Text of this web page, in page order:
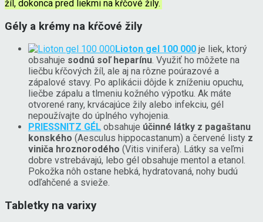
žíl, dokonca pred liekmi na kŕčové žily.
Gély a krémy na kŕčové žily
Lioton gel 100 000 je liek, ktorý
obsahuje sodnú soľ heparínu. Využiť ho môžete na
liečbu kŕčových žíl, ale aj na rôzne poúrazové a
zápalové stavy. Po aplikácii dôjde k zníženiu opuchu,
liečbe zápalu a tlmeniu kožného výpotku. Ak máte
otvorené rany, krvácajúce žily alebo infekciu, gél
nepoužívajte do úplného vyhojenia.
PRIESSNITZ GÉL obsahuje účinné látky z pagaštanu
konského (Aesculus hippocastanum) a červené listy z
viniča hroznorodého (Vitis vinifera). Látky sa veľmi
dobre vstrebávajú, lebo gél obsahuje mentol a etanol.
Pokožka nôh ostane hebká, hydratovaná, nohy budú
odľahčené a svieže.
Tabletky na varixy